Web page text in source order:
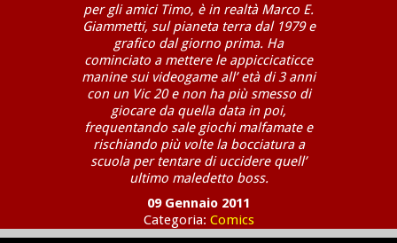
per gli amici Timo, è in realtà Marco E.
Giammetti, sul pianeta terra dal 1979 e
grafico dal giorno prima. Ha
cominciato a mettere le appiccicaticce
manine sui videogame all’ età di 3 anni
con un Vic 20 e non ha più smesso di
giocare da quella data in poi,
frequentando sale giochi malfamate e
rischiando più volte la bocciatura a
scuola per tentare di uccidere quell’
ultimo maledetto boss.
09 Gennaio 2011
Categoria: Comics